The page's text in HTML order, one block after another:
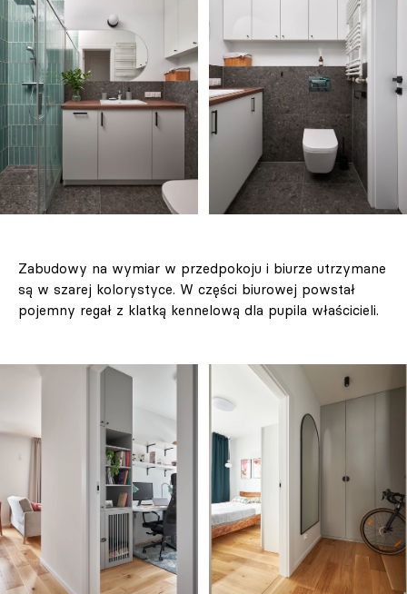
Zabudowy na wymiar w przedpokoju i biurze utrzymane
są w szarej kolorystyce. W części biurowej powstał
pojemny regał z klatką kennelową dla pupila właścicieli.